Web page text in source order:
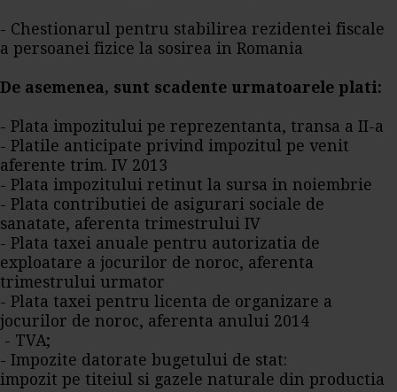
- Chestionarul pentru stabilirea rezidentei fiscale
a persoanei fizice la sosirea in Romania
De asemenea, sunt scadente urmatoarele plati:
- Plata impozitului pe reprezentanta, transa a II-a
- Platile anticipate privind impozitul pe venit
aferente trim. IV 2013
- Plata impozitului retinut la sursa in noiembrie
- Plata contributiei de asigurari sociale de
sanatate, aferenta trimestrului IV
- Plata taxei anuale pentru autorizatia de
exploatare a jocurilor de noroc, aferenta
trimestrului urmator
- Plata taxei pentru licenta de organizare a
jocurilor de noroc, aferenta anului 2014
- TVA;
- Impozite datorate bugetului de stat:
impozit pe titeiul si gazele naturale din productia